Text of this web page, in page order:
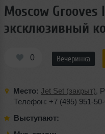
Moscow
эксклюзивный
0 Вечеринка
Место: Jet Set (закрыт),
Телефон: +7 (495) 951-
Выступают: